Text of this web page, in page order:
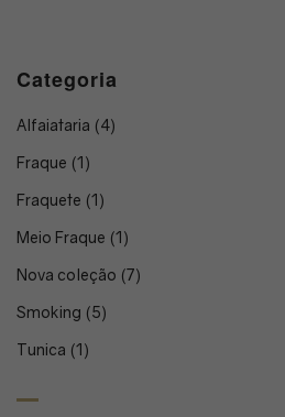
Categoria
Alfaiataria (4)
Fraque (1)
Fraquete (1)
Meio Fraque (1)
Nova coleção (7)
Smoking (5)
Tunica (1)